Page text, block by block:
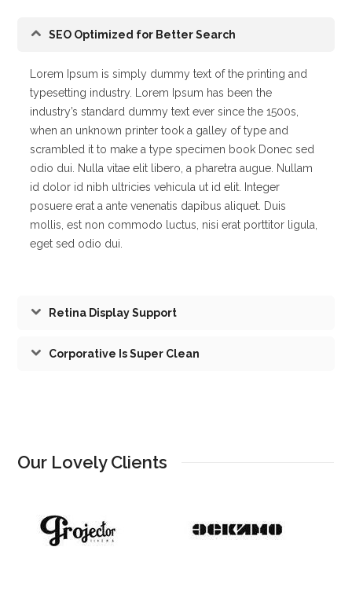
SEO Optimized for Better Search
Lorem Ipsum is simply dummy text of the printing and
typesetting industry. Lorem Ipsum has been the
industry’s standard dummy text ever since the 1500s,
when an unknown printer took a galley of type and
scrambled it to make a type specimen book Donec sed
odio dui. Nulla vitae elit libero, a pharetra augue. Nullam
id dolor id nibh ultricies vehicula ut id elit. Integer
posuere erat a ante venenatis dapibus aliquet. Duis
mollis, est non commodo luctus, nisi erat porttitor ligula,
eget sed odio dui.
Retina Display Support
Corporative Is Super Clean
Our Lovely Clients